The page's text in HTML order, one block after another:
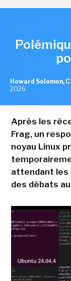
Howard Solomon,
2026
Après les
Frag, un
noyau Linux
attendant les
des débats